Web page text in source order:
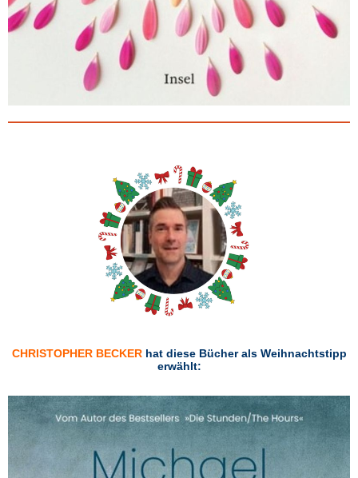
CHRISTOPHER BECKERhat diese Bücher als Weihnachtstipp
erwählt: